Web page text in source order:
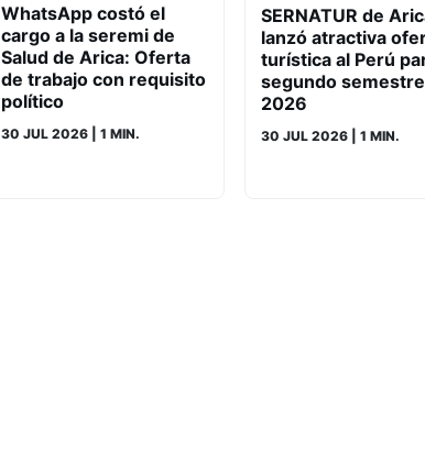
WhatsApp costó el
cargo a la seremi de
Salud de Arica: Oferta
de trabajo con requisito
político
30 JUL 2026 | 1 MIN.
SERNATUR de
lanzó atractiva
turística al Perú
segundo
2026
30 JUL 2026 | 1 MIN.